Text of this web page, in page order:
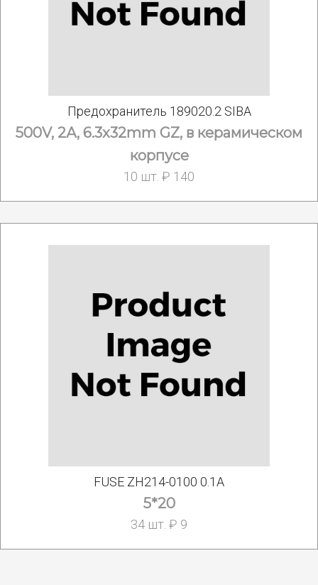
Предохранитель 189020.2 SIBA
500V, 2А, 6.3x32mm GZ, в керамическом
корпусе
10 шт. ₽ 140
FUSE ZH214-0100 0.1A
5*20
34 шт. ₽ 9